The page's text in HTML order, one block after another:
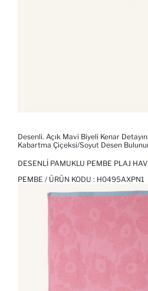
Desenli. Açık Mavi Biyeli Kenar
Kabartma Çiçeksi/soyut Desen
DESENLI PAMUKLU PEMBE PLAJ
PEMBE / ÜRÜN KODU : H0495AXPN1